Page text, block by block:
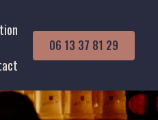
06 13 37 81 29